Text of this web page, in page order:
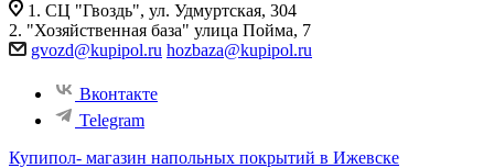
1. СЦ "Гвоздь", ул. Удмуртская, 304
2. "Хозяйственная база" улица Пойма, 7
gvozd@kupipol.ru hozbaza@kupipol.ru
Вконтакте
Telegram
Купипол- магазин напольных покрытий в Ижевске